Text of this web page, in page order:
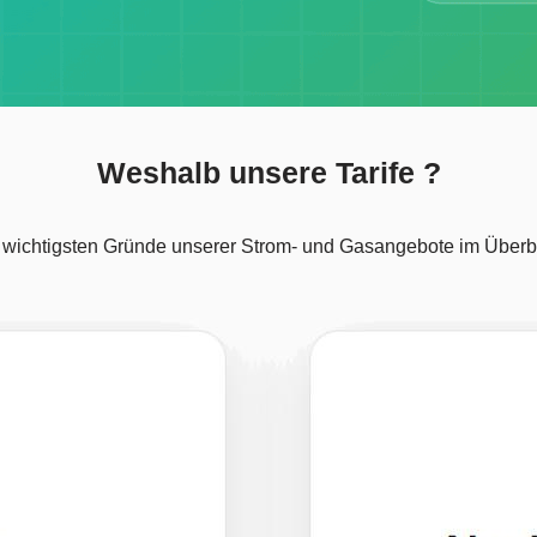
Weshalb unsere Tarife ?
Gründe unserer Strom- und Gasangebote im